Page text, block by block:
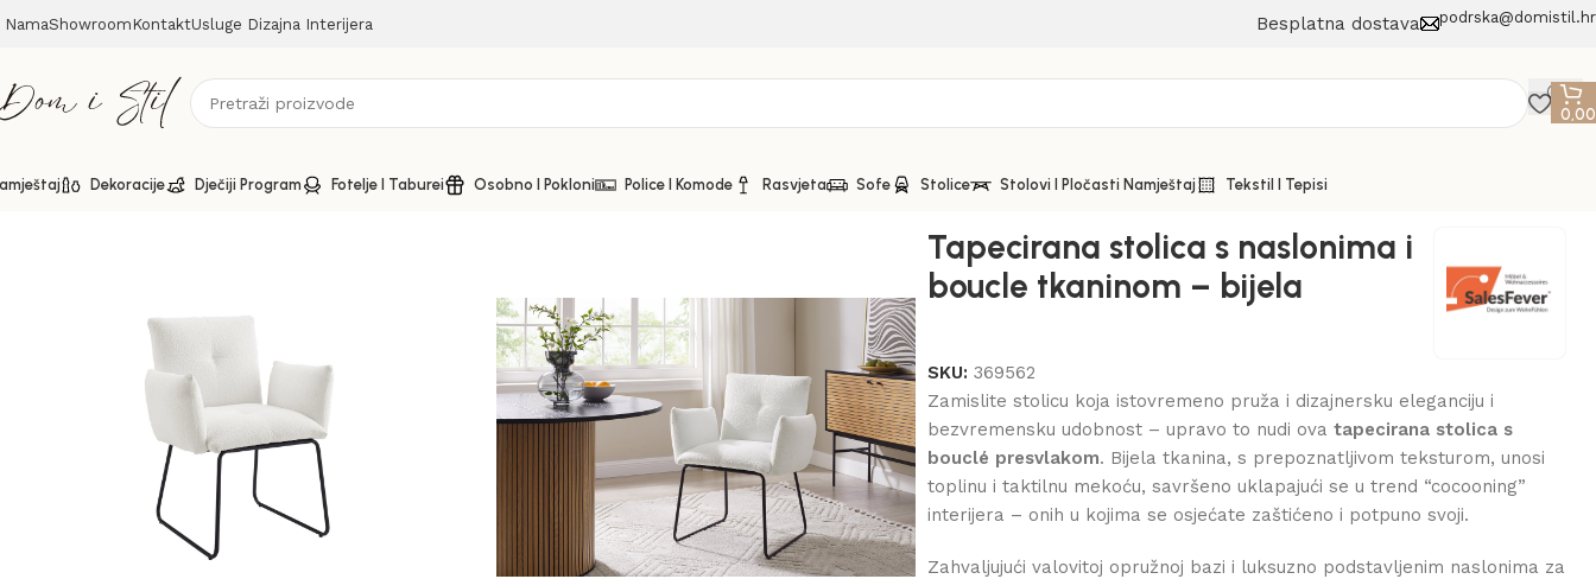
NamaShowroom KontaktUsluge Dizajna Interijera Besplatna dostava podrska@domistil.hr
Dekoracije Dječiji Program Fotelje I Taburei Osobno I Pokloni Police I Komode Rasvjeta Sofe Stolice Stolovi I Pločasti Namještaj Tekstil I Tepisi
Tapecirana stolica s naslonima i boucle tkaninom – bijela
Tapecirana stolica s naslonima i
boucle tkaninom – bijela
SKU:369562
Zamislite stolicu koja istovremeno pruža i dizajnersku eleganciju i
bezvremensku udobnost – upravo to nudi ovatapecirana stolica s
bouclé presvlakom. Bijela tkanina, s prepoznatljivom teksturom, unosi
toplinu i taktilnu mekoću, savršeno uklapajući se u trend “cocooning”
interijera – onih u kojima se osjećate zaštićeno i potpuno svoji.
Zahvaljujući valovitoj opružnoj bazi i luksuzno podstavljenim naslonima za